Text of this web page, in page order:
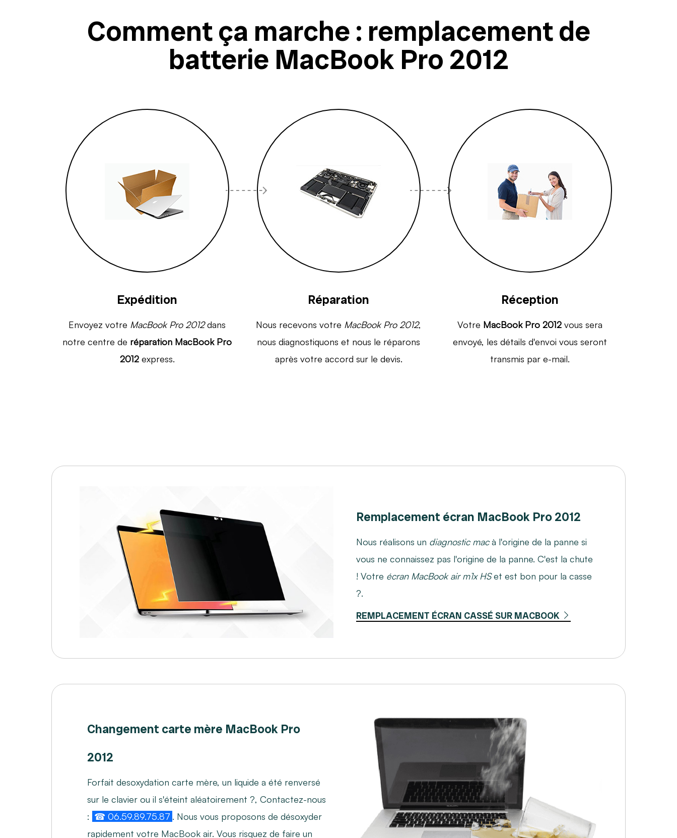
Comment ça marche : remplacement de
batterie MacBook Pro 2012
Expédition
Envoyez votre MacBook Pro 2012dans
notre centre de réparation MacBook Pro
2012express.
Réparation
Nous recevons votre MacBook Pro 2012,
nous diagnostiquons et nous le réparons
après votre accord sur le devis.
Réception
Votre MacBook Pro 2012 vous sera
envoyé, les détails d'envoi vous seront
transmis par e-mail.
Remplacement écran MacBook Pro 2012
Nous réalisons un diagnostic macà l'origine de la panne si
vous ne connaissez pas l'origine de la panne. C'est la chute
! Votre écran MacBook air m1x HSet est bon pour la casse
?.
REMPLACEMENT ÉCRAN CASSÉ SUR MACBOOK
Changement carte mère MacBook Pro
2012
Forfait desoxydation carte mère, un liquide a été renversé
sur le clavier ou il s'éteint aléatoirement ?, Contactez-nous
: ☎ 06.59.89.75.87 . Nous vous proposons de désoxyder
rapidement votre MacBook air. Vous risquez de faire un